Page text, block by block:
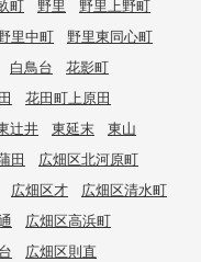
町 野里
野里上野町
里中町
野里東同心町
白鳥台
花影町
花田町上原田
辻井 東延末
東山
田
広畑区北河原町
広畑区才
広畑区清水町
広畑区高浜町
広畑区則直